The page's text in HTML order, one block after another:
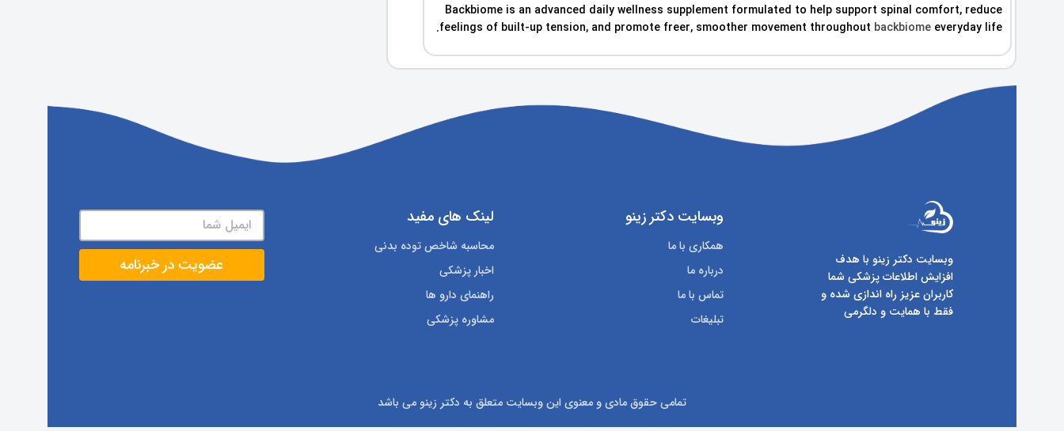
Backbiome is an advanced daily wellness supplement formulated to help support spinal comfort, reduce
feelings of built-up tension, and promote freer, smoother movement throughout backbiome everyday life.
وبسایت دکتر زینو با هدف
افزایش اطلاعات پزشکی شما
کاربران عزیز راه اندازی شده و
فقط با همایت و دلگرمی
وبسایت دکتر زینو
همکاری با ما
درباره ما
تماس با ما
تبلیغات
لینک های مفید
محاسبه شاخص توده بدنی
اخبار پزشکی
راهنمای دارو ها
مشاوره پزشکی
تمامی حقوق مادی و معنوی این وبسایت متعلق به دکتر زینو می باشد